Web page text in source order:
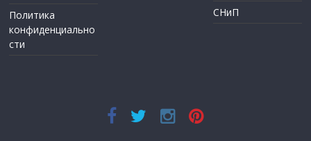
Политика
конфиденциально
сти
СНиП